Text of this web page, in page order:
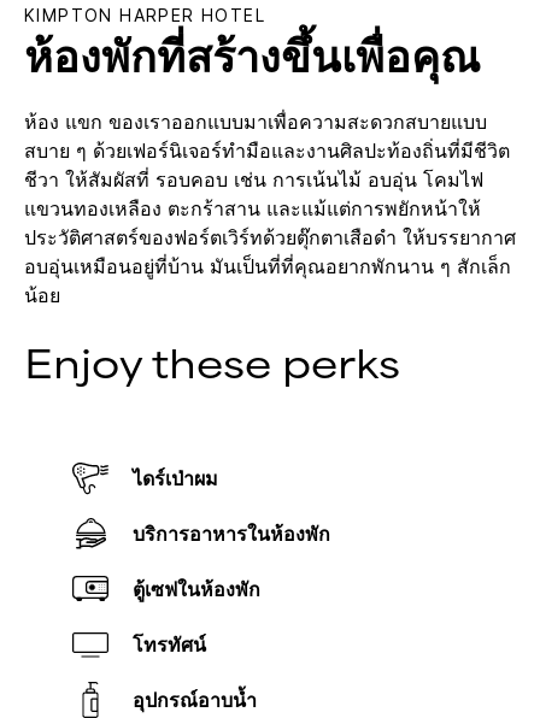
KIMPTON HARPER HOTEL
ห้องพักที่สร้างขึ้นเพื่อคุณ
ห้อง แขก ของเราออกแบบมาเพื่อความสะดวกสบายแบบ
สบาย ๆ ด้วยเฟอร์นิเจอร์ทำมือและงานศิลปะท้องถิ่นที่มีชีวิต
ชีวา ให้สัมผัสที่ รอบคอบ เช่น การเน้นไม้ อบอุ่น โคมไฟ
แขวนทองเหลือง ตะกร้าสาน และแม้แต่การพยักหน้าให้
ประวัติศาสตร์ของฟอร์ตเวิร์ทด้วยตุ๊กตาเสือดำ ให้บรรยากาศ
อบอุ่นเหมือนอยู่ที่บ้าน มันเป็นที่ที่คุณอยากพักนาน ๆ สักเล็ก
น้อย
Enjoy these perks
ไดร์เป่าผม
บริการอาหารในห้องพัก
ตู้เซฟในห้องพัก
โทรทัศน์
อุปกรณ์อาบน้ำ